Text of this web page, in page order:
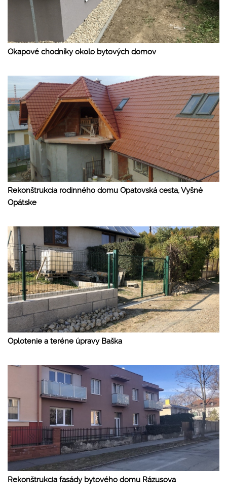
Okapové chodníky okolo bytových domov
Rekonštrukcia rodinného domu Opatovská cesta, Vyšné
Opátske
Oplotenie a teréne úpravy Baška
Rekonštrukcia fasády bytového domu Rázusova